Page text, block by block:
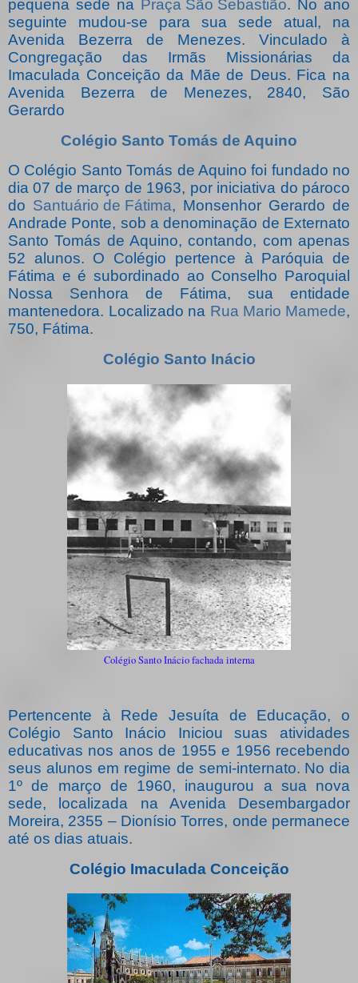
pequena sede na Praça São Sebastião. No ano
seguinte mudou-se para sua sede atual, na
Avenida Bezerra de Menezes. Vinculado à
Congregação das Irmãs Missionárias da
Imaculada Conceição da Mãe de Deus. Fica na
Avenida Bezerra de Menezes, 2840, São
Gerardo
Colégio Santo Tomás de Aquino
O Colégio Santo Tomás de Aquino foi fundado no
dia 07 de março de 1963, por iniciativa do pároco
do Santuário de Fátima, Monsenhor Gerardo de
Andrade Ponte, sob a denominação de Externato
Santo Tomás de Aquino, contando, com apenas
52 alunos. O Colégio pertence à Paróquia de
Fátima e é subordinado ao Conselho Paroquial
Nossa Senhora de Fátima, sua entidade
mantenedora. Localizado na Rua Mario Mamede,
750, Fátima.
Colégio Santo Inácio
Colégio Santo Inácio fachada interna
Pertencente à Rede Jesuíta de Educação, o
Colégio Santo Inácio Iniciou suas atividades
educativas nos anos de 1955 e 1956 recebendo
seus alunos em regime de semi-internato. No dia
1º de março de 1960, inaugurou a sua nova
sede, localizada na Avenida Desembargador
Moreira, 2355 – Dionísio Torres, onde permanece
até os dias atuais.
Colégio Imaculada Conceição